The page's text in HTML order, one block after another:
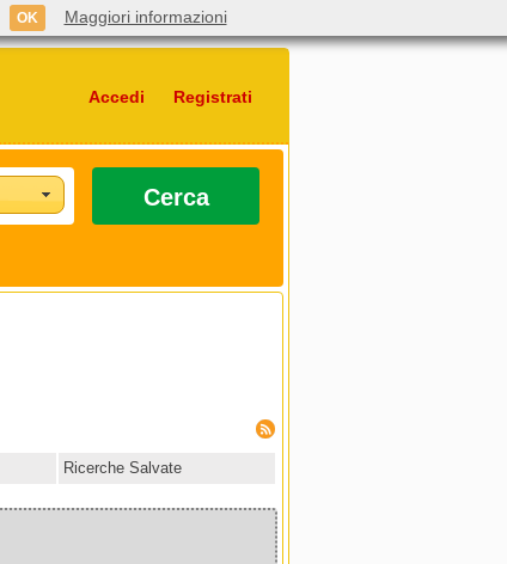
Accedi Registrati
Cerca
Ricerche Salvate
OK Maggiori informazioni